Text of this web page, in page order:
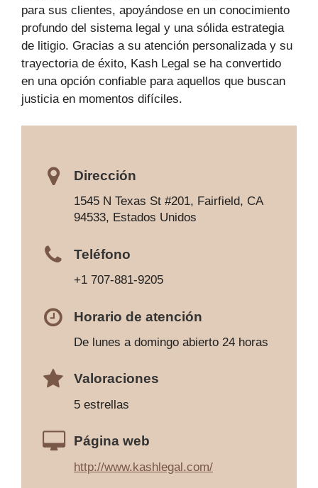
para sus clientes, apoyándose en un conocimiento
profundo del sistema legal y una sólida estrategia
de litigio. Gracias a su atención personalizada y su
trayectoria de éxito, Kash Legal se ha convertido
en una opción confiable para aquellos que buscan
justicia en momentos difíciles.
Dirección
1545 N Texas St #201, Fairfield, CA
94533, Estados Unidos
Teléfono
+1 707-881-9205
Horario de atención
De lunes a domingo abierto 24 horas
Valoraciones
5 estrellas
Página web
http://www.kashlegal.com/